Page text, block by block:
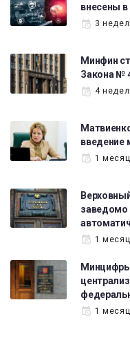
внесены
3
Минфин
Закона №
4
введение
1
заведомо
1
1